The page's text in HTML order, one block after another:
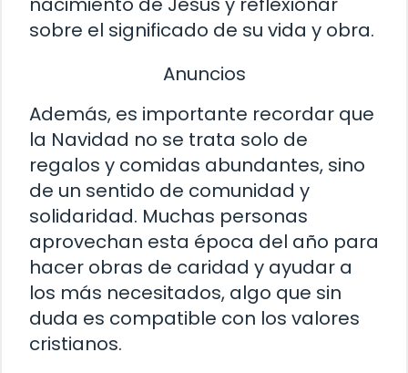
sobre el significado de su vida y obra.
Anuncios
Además, es importante recordar que
la Navidad no se trata solo de
regalos y comidas abundantes, sino
de un sentido de comunidad y
solidaridad. Muchas personas
aprovechan esta época del año para
hacer obras de caridad y ayudar a
los más necesitados, algo que sin
duda es compatible con los valores
cristianos.